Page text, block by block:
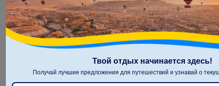
душ
Подробнее
9 н. в отеле (10 н. всего)
05.02.2027 - 15.02.2027
5!
2655.00
Ито го 5310.00€/группу
Твой отдых начинается здесь!
Получай лучшие предложения для путешествий и узнавай о